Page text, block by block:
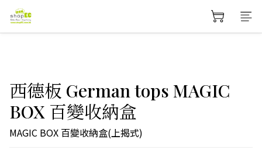
西德板 German tops MAGIC
BOX 百變收納盒
MAGIC BOX 百變收納盒(上揭式)